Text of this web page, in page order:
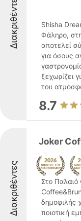
Διακριθέντες
Shisha
Φάληρο,
αποτελεί
για όσους
ξεχωρίζει
του
8.7
Διακριθέντες
Joker
Στο
δημοφιλής
ποιοτική